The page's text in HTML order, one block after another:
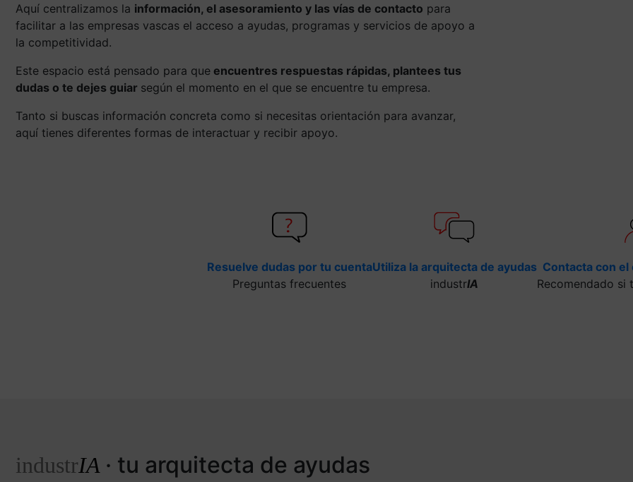
Aquí centralizamos la información, el asesoramiento y las vías de contacto para
facilitar a las empresas vascas el acceso a ayudas, programas y servicios de apoyo a
la competitividad.
Este espacio está pensado para que encuentres respuestas rápidas, plantees tus
dudas o te dejes guiar según el momento en el que se encuentre tu empresa.
Tanto si buscas información concreta como si necesitas orientación para avanzar,
aquí tienes diferentes formas de interactuar y recibir apoyo.
Resuelve dudas por tu cuenta
Preguntas frecuentes
Utiliza la arquitecta de ayudas
industrIA
Contacta con
Recomendado si
industrIA · tu arquitecta de ayudas